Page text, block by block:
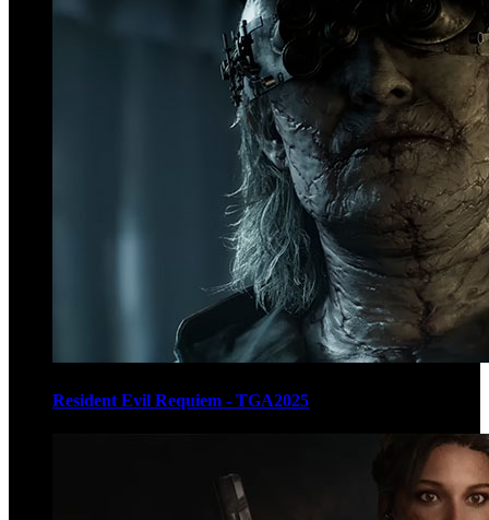
Resident Evil Requiem - TGA2025